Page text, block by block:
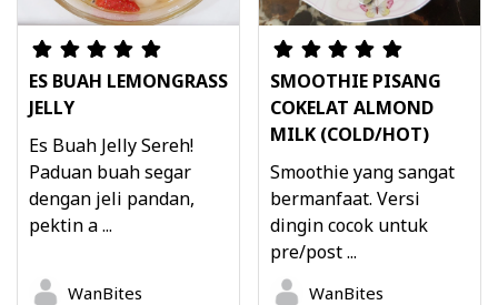
ES BUAH LEMONGRASS
JELLY
Es Buah Jelly Sereh!
Paduan buah segar
dengan jeli pandan,
pektin a ...
WanBites
SMOOTHIE PISANG
COKELAT ALMOND
MILK (COLD/HOT)
Smoothie yang sangat
bermanfaat. Versi
dingin cocok untuk
pre/post ...
WanBites